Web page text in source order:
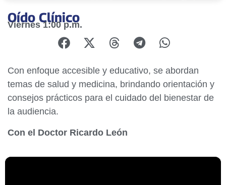
Oído Clínico
Viernes 1:00 p.m.
Con enfoque accesible y educativo, se abordan
temas de salud y medicina, brindando orientación y
consejos prácticos para el cuidado del bienestar de
la audiencia.
Con el Doctor Ricardo León